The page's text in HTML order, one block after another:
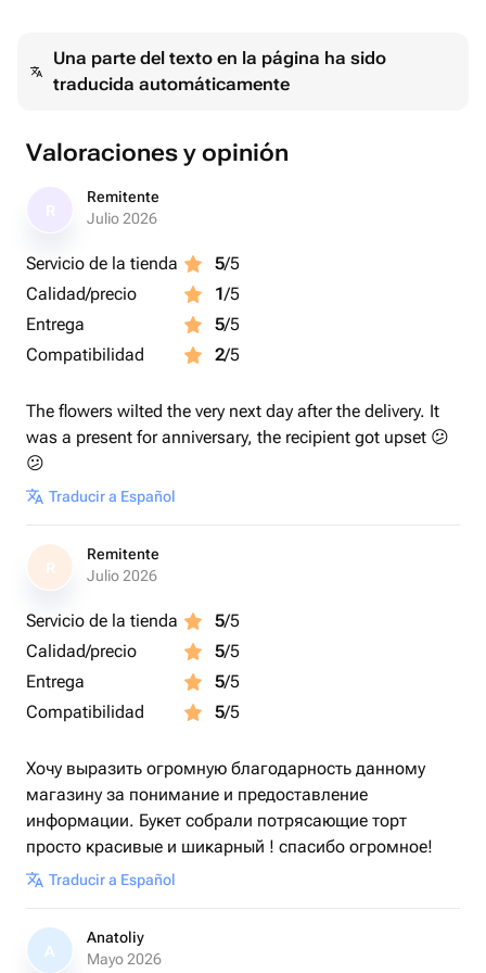
-фольгированная звезда 46 см тиффани - 2 шт;
-шар баблс 60 см + перья тиффани - 1 шт.
Una parte del texto en la página ha sido
traducida automáticamente
Valoraciones y opinión
Remitente
Julio 2026
Servicio de la tienda 5/5
Calidad/precio
1/5
Entrega
5/5
Compatibilidad
2/5
The flowers wilted the very next day after the delivery. It
was a present for anniversary, the recipient got upset 😕
😕
Traducir a Español
R
Remitente
Julio 2026
Servicio de la tienda 5/5
Calidad/precio
5/5
Entrega
5/5
Compatibilidad
5/5
Хочу выразить огромную благодарность данному
магазину за понимание и предоставление
информации. Букет собрали потрясающие торт
просто красивые и шикарный ! спасибо огромное!
Traducir a Español
A
Anatoliy
Mayo 2026